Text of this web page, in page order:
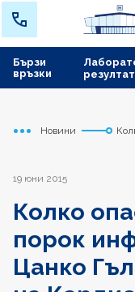
Бързи
връзки
Начало
Сърдечно съдов
Новини
19 юни 2015
Колко
порок
Цанко